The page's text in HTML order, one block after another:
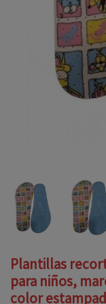
Plantillas
para niños,
color